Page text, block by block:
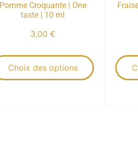
Pomme Croquante | One
taste | 10 ml
3,00 €
Choix des options